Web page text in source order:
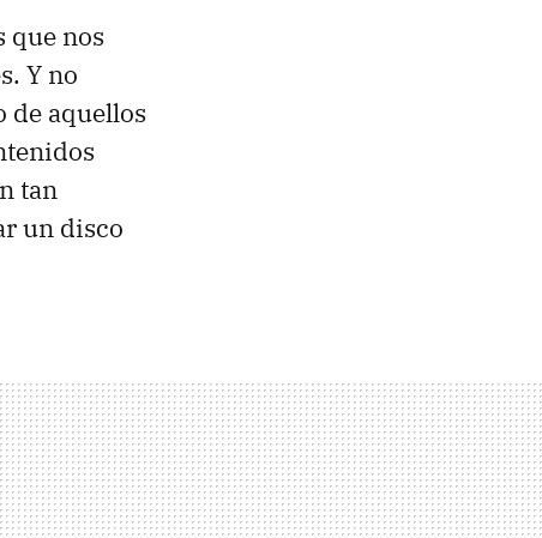
que nos
Y no
de aquellos
tan
un disco